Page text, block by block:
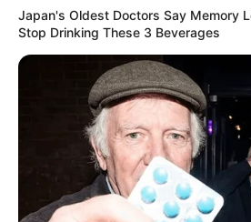
Japan's Oldest Doctors Say Memory
Stop Drinking These 3 Beverages